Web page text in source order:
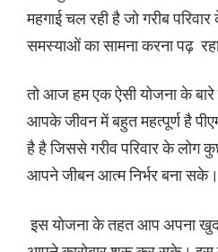
महगाई चल रही है जो गरीब
समस्याओं का सामना करना पढ़
तो आज हम एक ऐसी योजना के बारे
आपके जीवन में बहुत महत्पूर्ण है
है है जिससे गरीव परिवार के
आपने जीबन आत्म निर्भर बना सके।
इस योजना के तहत आप अपना